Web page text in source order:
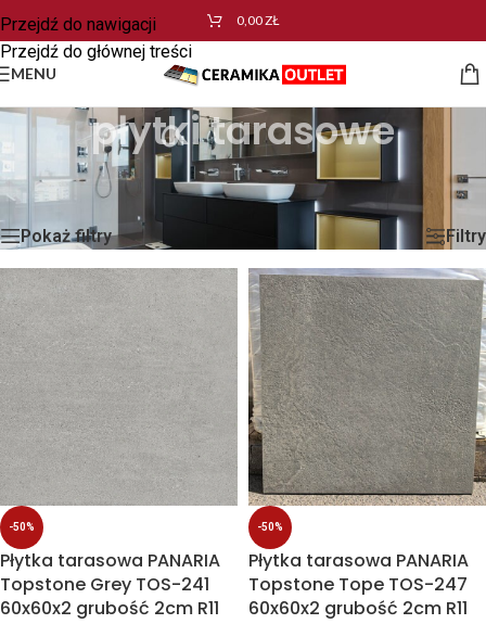
Przejdź do nawigacji
Przejdź do głównej treści
0,00ZŁ
MENU
płytki tarasowe
Strona główna/Produkty oznaczone “płytki tarasowe”
Wyświetlanie wszystkich wyników: 2
Pokaż filtry
Filtry
-50%
Płytka tarasowa PANARIA
Topstone Grey TOS-241
60x60x2 grubość 2cm R11
-50%
Płytka tarasowa PANARIA
Topstone Tope TOS-247
60x60x2 grubość 2cm R11